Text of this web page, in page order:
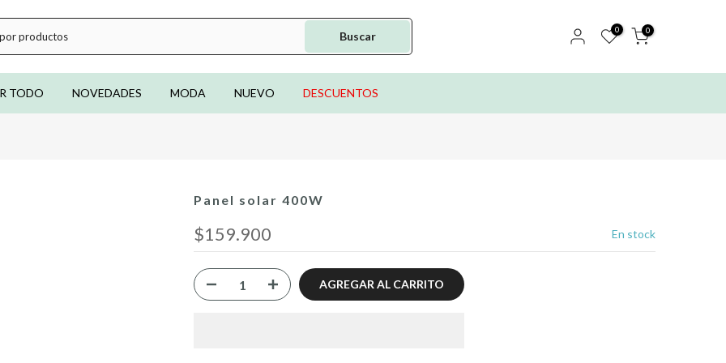
Buscar 0 0
TODO NOVEDADES MODA NUEVO DESCUENTOS
Panel solar 400W
$159.900 En stock
AGREGAR AL CARRITO